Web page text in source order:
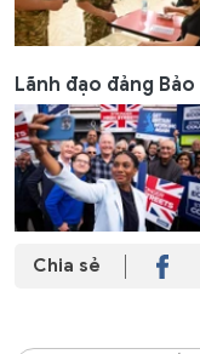
Lãnh đạo đảng
Chia sẻ